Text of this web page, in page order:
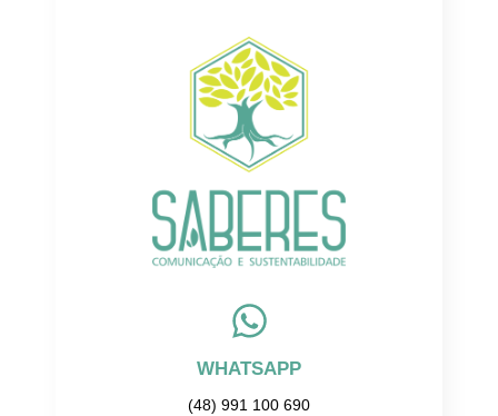
WHATSAPP
(48) 991 100 690